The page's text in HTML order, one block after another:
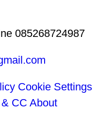
085268724987
Cookie Settings
CC About